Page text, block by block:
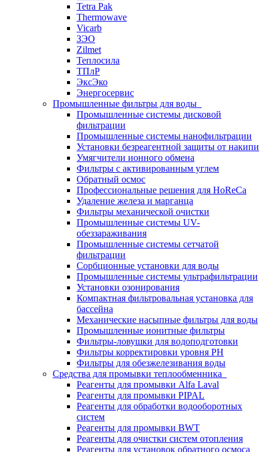
Tetra Pak
Thermowave
Vicarb
ЗЭО
Zilmet
Теплосила
ТПлР
ЭксЭко
Энергосервис
Промышленные фильтры для воды
Промышленные системы дисковой
фильтрации
Промышленные системы нанофильтрации
Установки безреагентной защиты от накипи
Умягчители ионного обмена
Фильтры с активированным углем
Обратный осмос
Профессиональные решения для HoReCa
Удаление железа и марганца
Фильтры механической очистки
Промышленные системы UV-
обеззараживания
Промышленные системы сетчатой
фильтрации
Сорбционные установки для воды
Промышленные системы ультрафильтрации
Установки озонирования
Компактная фильтровальная установка для
бассейна
Механические насыпные фильтры для воды
Промышленные ионитные фильтры
Фильтры-ловушки для водоподготовки
Фильтры корректировки уровня PH
Фильтры для обезжелезивания воды
Средства для промывки теплообменника
Реагенты для промывки Alfa Laval
Реагенты для промывки PIPAL
Реагенты для обработки водооборотных
систем
Реагенты для промывки BWT
Реагенты для очистки систем отопления
Реагенты для установок обратного осмоса